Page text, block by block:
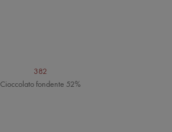
382
Cioccolato fondente 52%